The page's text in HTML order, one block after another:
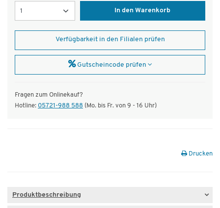
In den Warenkorb
Verfügbarkeit in den Filialen prüfen
Gutscheincode prüfen
Fragen zum Onlinekauf?
Hotline: 05721-988 588 (Mo. bis Fr. von 9 - 16 Uhr)
Drucken
Produktbeschreibung